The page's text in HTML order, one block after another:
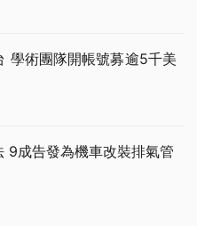
學術團隊開帳號募逾5千美
9成告發為機車改裝排氣管